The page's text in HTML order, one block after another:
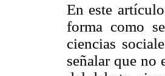
En este
forma como
ciencias
señalar que no